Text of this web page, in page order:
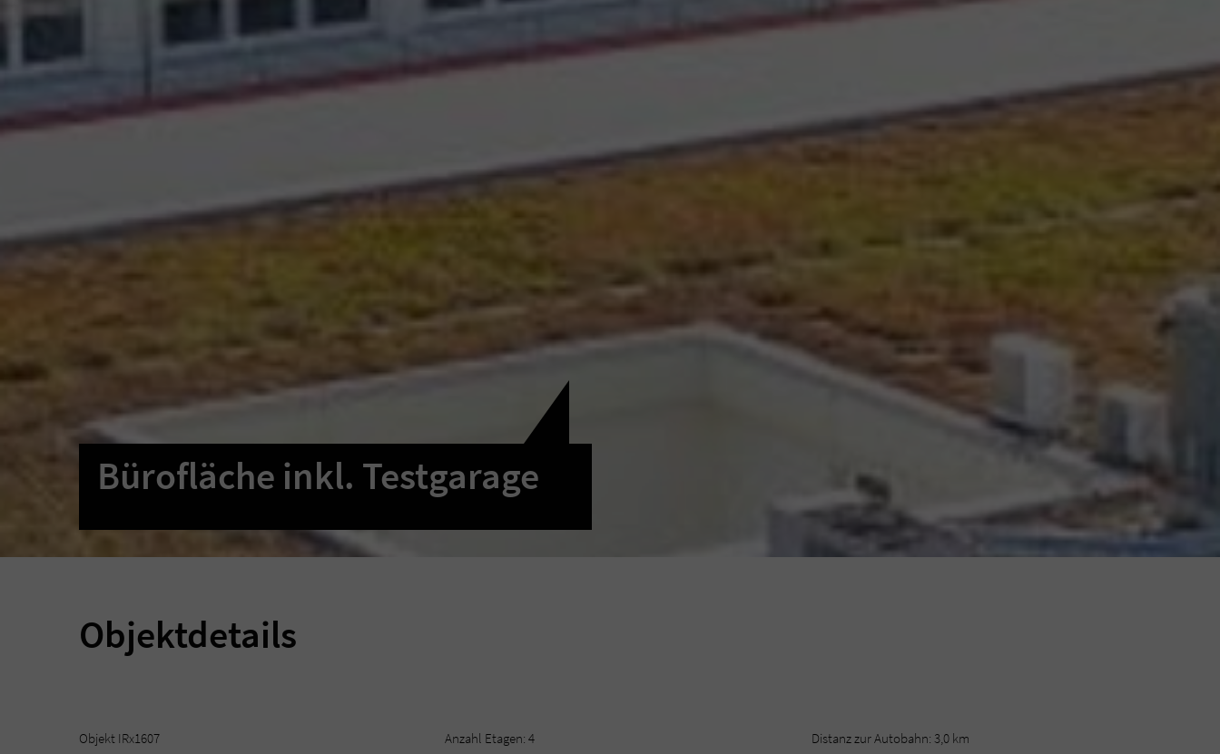
Bürofläche inkl. Testgarage
Objektdetails
Objekt IRx1607 Anzahl Etagen: 4 Distanz zur Autobahn: 3,0 km